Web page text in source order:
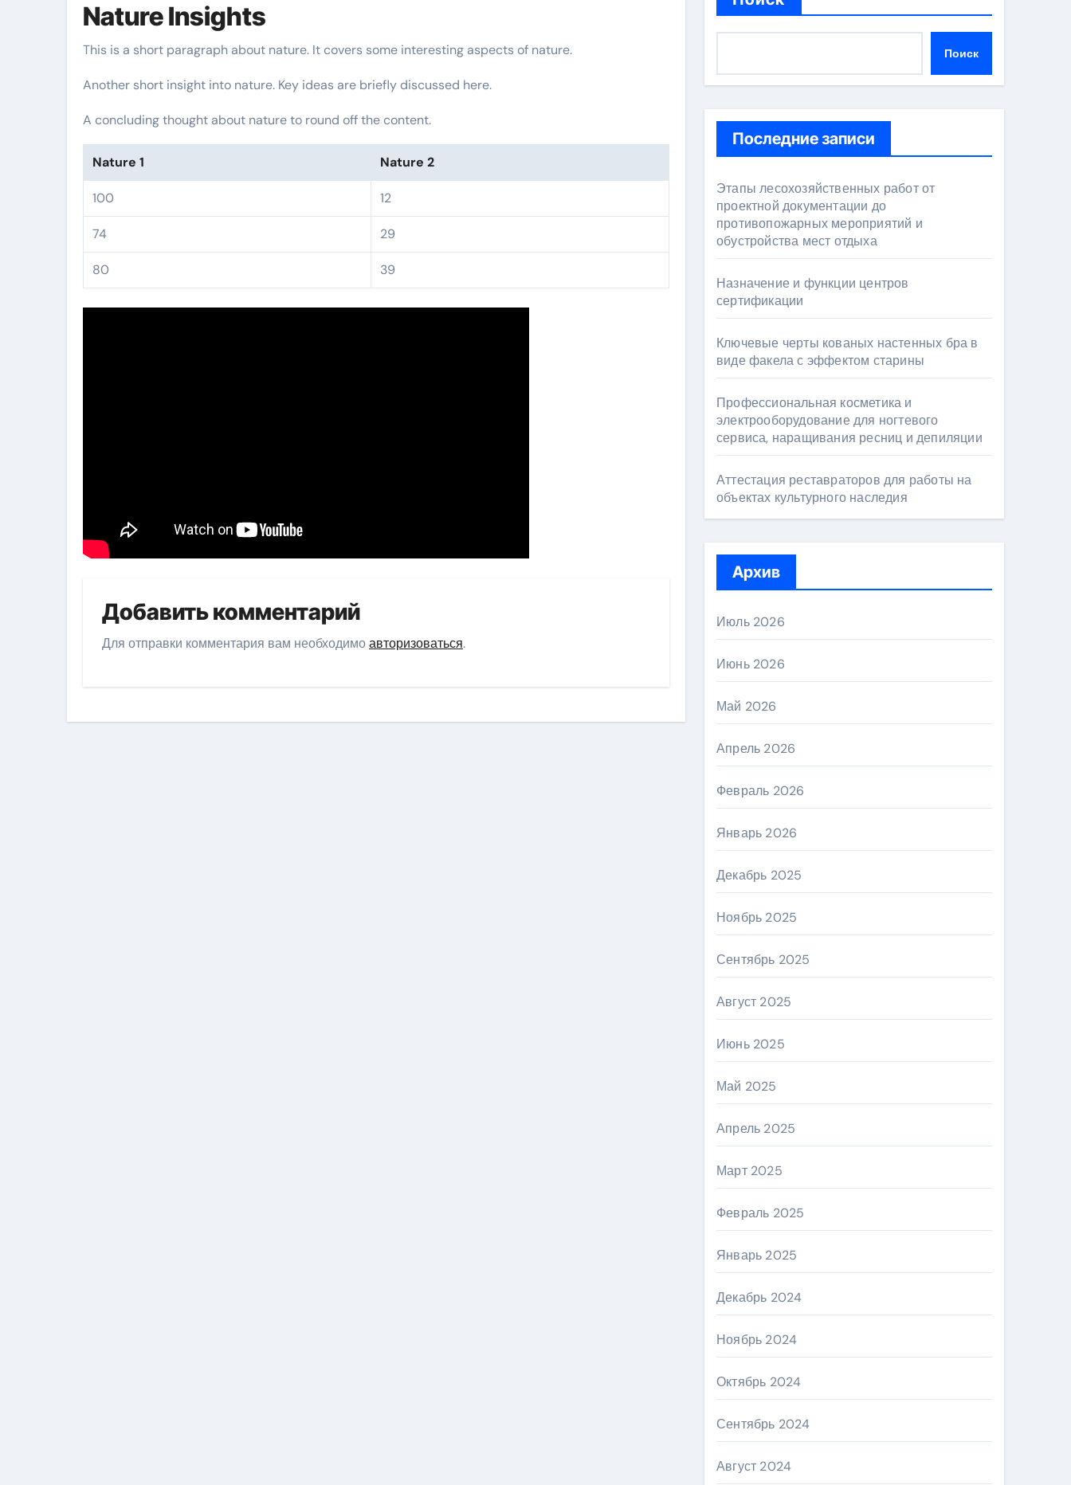
Nature Insights
This is a short paragraph about nature. It covers some interesting aspects of nature.
Another short insight into nature. Key ideas are briefly discussed here.
A concluding thought about nature to round off the content.
Nature 1 Nature 2
100 12
74 29
80 39
Добавить комментарий
Для отправки комментария вам необходимоавторизоваться.
Поиск
Последние записи
Этапы лесохозяйственных работ от
проектной документации до
противопожарных мероприятий и
обустройства мест отдыха
Назначение и функции центров
сертификации
Ключевые черты кованых настенных бра в
виде факела с эффектом старины
Профессиональная косметика и
электрооборудование для ногтевого
сервиса, наращивания ресниц и депиляции
Аттестация реставраторов для работы на
объектах культурного наследия
Архив
Июль 2026
Июнь 2026
Май 2026
Апрель 2026
Февраль 2026
Январь 2026
Декабрь 2025
Ноябрь 2025
Сентябрь 2025
Август 2025
Июнь 2025
Май 2025
Апрель 2025
Март 2025
Февраль 2025
Январь 2025
Декабрь 2024
Ноябрь 2024
Октябрь 2024
Сентябрь 2024
Август 2024